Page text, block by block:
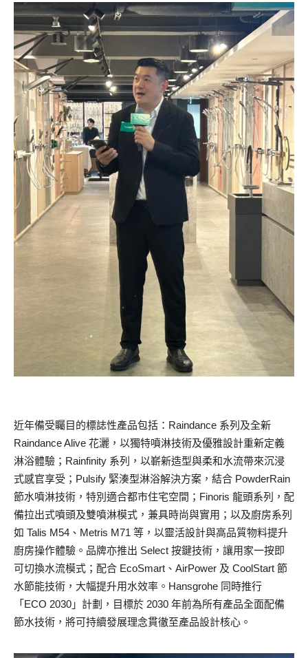
近年備受矚目的標誌性產品包括：Raindance 系列及全新
Raindance Alive 花灑，以獨特噴淋技術及優雅設計重新定義
淋浴體驗；Rainfinity 系列，以嶄新造型與柔和水流帶來沉浸
式感官享受；Pulsify 緊湊型淋浴解決方案，結合 PowderRain
節水噴淋技術，特別適合都市住宅空間；Finoris 龍頭系列，配
備拉出式噴頭及雙噴淋模式，兼具時尚與實用；以及廚房系列
如 Talis M54、Metris M71 等，以靈活設計與高品質物料提升
廚房操作體驗。品牌亦推出 Select 按鍵技術，讓用家一按即
可切換水流模式；配合 EcoSmart、AirPower 及 CoolStart 節
水節能技術，大幅提升用水效率。Hansgrohe 同時推行
「ECO 2030」計劃，目標於 2030 年前為所有產品全面配備
節水技術，將可持續發展理念貫徹至產品設計核心。